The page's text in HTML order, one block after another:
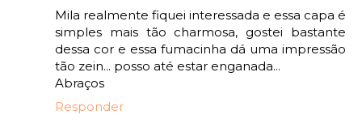
Mila realmente fiquei interessada e essa capa é
simples mais tão charmosa, gostei bastante
dessa cor e essa fumacinha dá uma impressão
tão zein... posso até estar enganada...
Abraços
Responder